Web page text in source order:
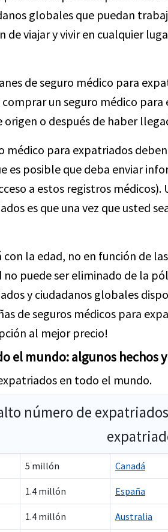
globales que puedan
de viajar y vivir en cualquier
de seguro médico para
un seguro médico
origen o después de haber
médico para expatriados
es posible que deba enviar
a estos registros
es que una vez que usted
la edad, no en función de
puede ser eliminado de la
y ciudadanos globales
de seguros médicos para
al mejor precio!
el mundo: algunos hechos
en todo el mundo.
número de
5 millón Canadá
1.4 millón España
1.4 millón Australia